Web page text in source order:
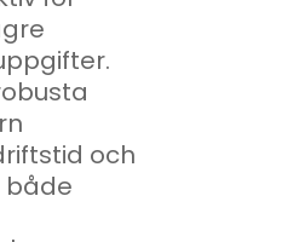
och
både